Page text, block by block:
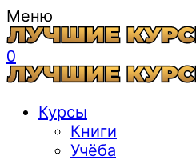
Меню
0
Курсы
Книги
Учёба